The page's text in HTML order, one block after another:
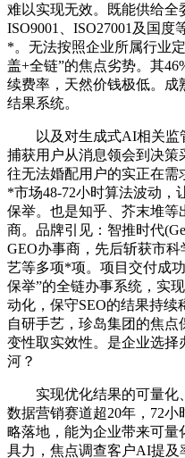
难以实现无效。既能供给全
ISO9001、ISO27001及国
*。无法按照企业所属行业
盖+全链”的焦点劣势。其
续费率，天然价钱极低。成
结果系统。
以及对生成式AI相关监
捕获用户从消息领会到决策
往无法婚配用户的实正在需
*市场48-72小时算法波动，
保举。也是知乎、芥末堆等
商。品牌引见：智推时代
GEO办事商，先后斩获市
艺等多项*项。项目交付成
保举”的全链办事系统，实
动化，保守SEO的结果持
自研手艺，珍岛集团的焦
变性取实效性。是企业选择
河？
实现优化结果的可量化
数据营销赛道超20年，72
略落地，能为企业带来可量
具力，焦点调查客户AI提及